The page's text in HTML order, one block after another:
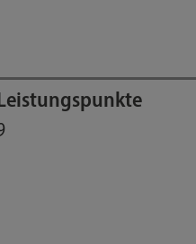
Leistungspunkte